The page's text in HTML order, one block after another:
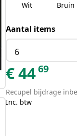
Wit Bruin
Aantal items
6
€4469
Recupel bijdrage
Inc. btw